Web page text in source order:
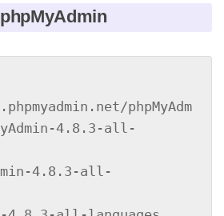
phpMyAdmin
phpMyAdm
4.8.3-all-
4.8.3-all-